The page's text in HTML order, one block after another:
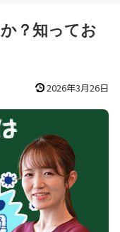
？知ってお
2026年3月26日